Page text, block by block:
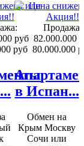
руб
руб
Продажа:
82.000.000
80.000.000
в Испан...
Обмен на
Крым Москву
Сочи или